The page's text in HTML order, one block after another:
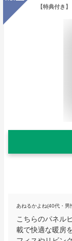
あねるかよね(40代・男
こちらのパネル
載で快適な暖房